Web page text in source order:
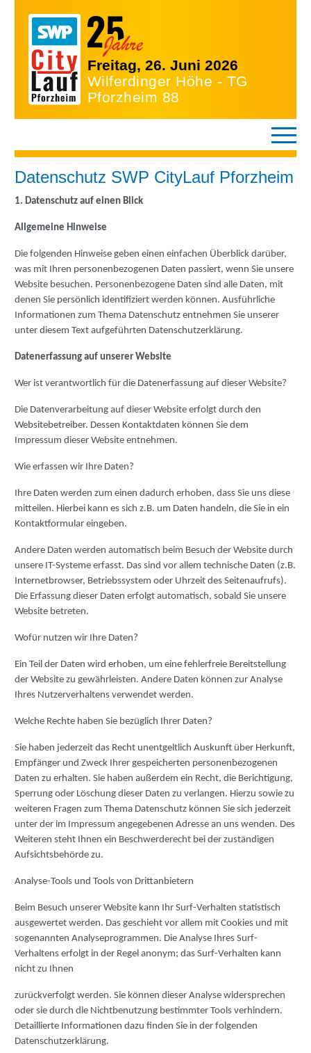
Freitag, 26. Juni 2026
Wilferdinger Höhe - TG
Pforzheim 88
Datenschutz SWP CityLauf Pforzheim
1. Datenschutz auf einen Blick
Allgemeine Hinweise
Die folgenden Hinweise geben einen einfachen Überblick darüber,
was mit Ihren personenbezogenen Daten passiert, wenn Sie unsere
Website besuchen. Personenbezogene Daten sind alle Daten, mit
denen Sie persönlich identifiziert werden können. Ausführliche
Informationen zum Thema Datenschutz entnehmen Sie unserer
unter diesem Text aufgeführten Datenschutzerklärung.
Datenerfassung auf unserer Website
Wer ist verantwortlich für die Datenerfassung auf dieser Website?
Die Datenverarbeitung auf dieser Website erfolgt durch den
Websitebetreiber. Dessen Kontaktdaten können Sie dem
Impressum dieser Website entnehmen.
Wie erfassen wir Ihre Daten?
Ihre Daten werden zum einen dadurch erhoben, dass Sie uns diese
mitteilen. Hierbei kann es sich z.B. um Daten handeln, die Sie in ein
Kontaktformular eingeben.
Andere Daten werden automatisch beim Besuch der Website durch
unsere IT-Systeme erfasst. Das sind vor allem technische Daten (z.B.
Internetbrowser, Betriebssystem oder Uhrzeit des Seitenaufrufs).
Die Erfassung dieser Daten erfolgt automatisch, sobald Sie unsere
Website betreten.
Wofür nutzen wir Ihre Daten?
Ein Teil der Daten wird erhoben, um eine fehlerfreie Bereitstellung
der Website zu gewährleisten. Andere Daten können zur Analyse
Ihres Nutzerverhaltens verwendet werden.
Welche Rechte haben Sie bezüglich Ihrer Daten?
Sie haben jederzeit das Recht unentgeltlich Auskunft über Herkunft,
Empfänger und Zweck Ihrer gespeicherten personenbezogenen
Daten zu erhalten. Sie haben außerdem ein Recht, die Berichtigung,
Sperrung oder Löschung dieser Daten zu verlangen. Hierzu sowie zu
weiteren Fragen zum Thema Datenschutz können Sie sich jederzeit
unter der im Impressum angegebenen Adresse an uns wenden. Des
Weiteren steht Ihnen ein Beschwerderecht bei der zuständigen
Aufsichtsbehörde zu.
Analyse-Tools und Tools von Drittanbietern
Beim Besuch unserer Website kann Ihr Surf-Verhalten statistisch
ausgewertet werden. Das geschieht vor allem mit Cookies und mit
sogenannten Analyseprogrammen. Die Analyse Ihres Surf-
Verhaltens erfolgt in der Regel anonym; das Surf-Verhalten kann
nicht zu Ihnen
zurückverfolgt werden. Sie können dieser Analyse widersprechen
oder sie durch die Nichtbenutzung bestimmter Tools verhindern.
Detaillierte Informationen dazu finden Sie in der folgenden
Datenschutzerklärung.